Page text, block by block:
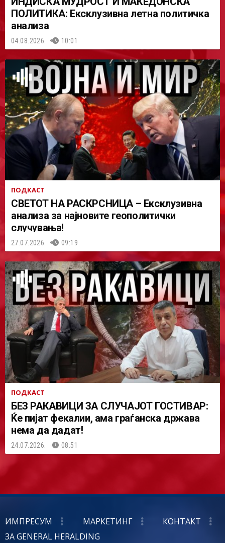
ПОЛИТИКА: Ексклузивна летна политичка
анализа
04.08.2026. 10:01
ПОДКАСТ
СВЕТОТ НА РАСКРСНИЦА – Ексклузивна
анализа за најновите геополитички
случувања!
27.07.2026. 09:19
ПОДКАСТ
БЕЗ РАКАВИЦИ ЗА СЛУЧАЈОТ ГОСТИВАР:
Ќе пијат фекалии, ама граѓанска држава
нема да дадат!
24.07.2026. 08:51
ИМПРЕСУМ МАРКЕТИНГ
КОНТАКТ
ЗА GENERAL HERALDING